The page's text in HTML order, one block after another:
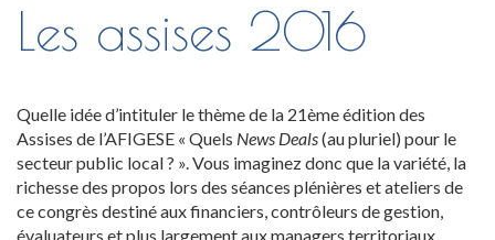
e
u
r
i
g
a
Les assises 2016
Quelle idée d’intituler le thème de la 21ème édition des
Assises de l’AFIGESE « Quels News Deals(au pluriel) pour le
secteur public local ? ». Vous imaginez donc que la variété, la
richesse des propos lors des séances plénières et ateliers de
ce congrès destiné aux financiers, contrôleurs de gestion,
évaluateurs et plus largement aux managers territoriaux,